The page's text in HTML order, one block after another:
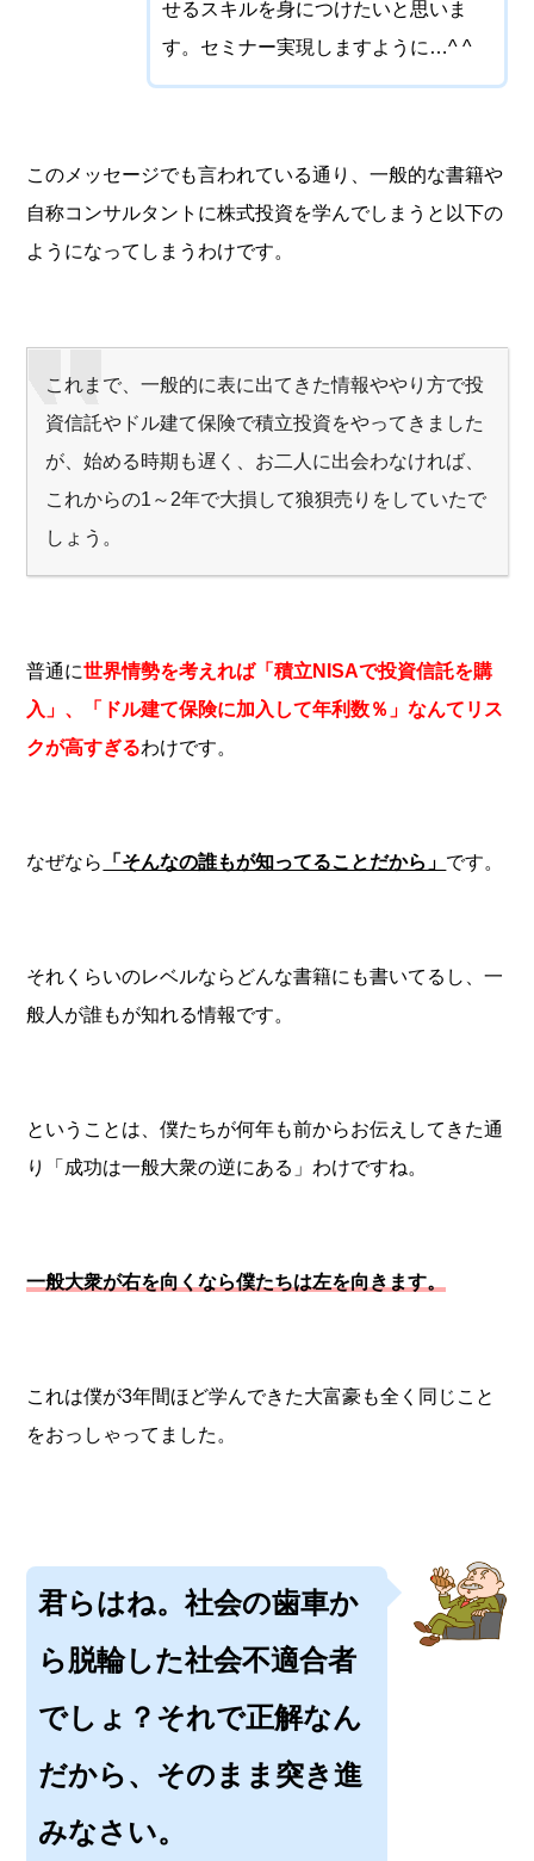
せるスキルを身につけたいと思いま
す。セミナー実現しますように…^ ^
このメッセージでも言われている通り、一般的な書籍や
自称コンサルタントに株式投資を学んでしまうと以下の
ようになってしまうわけです。
これまで、一般的に表に出てきた情報ややり方で投
資信託やドル建て保険で積立投資をやってきました
が、始める時期も遅く、お二人に出会わなければ、
これからの1～2年で大損して狼狽売りをしていたで
しょう。
普通に世界情勢を考えれば「積立NISAで投資信託を購
入」、「ドル建て保険に加入して年利数％」なんてリス
クが高すぎるわけです。
なぜなら 「そんなの誰もが知ってることだから」 です。
それくらいのレベルならどんな書籍にも書いてるし、一
般人が誰もが知れる情報です。
ということは、僕たちが何年も前からお伝えしてきた通
り「成功は一般大衆の逆にある」わけですね。
一般大衆が右を向くなら僕たちは左を向きます。
これは僕が3年間ほど学んできた大富豪も全く同じこと
をおっしゃってました。
君らはね。社会の歯車か
ら脱輪した社会不適合者
でしょ？それで正解なん
だから、そのまま突き進
みなさい。